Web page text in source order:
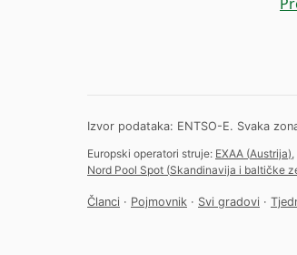
Izvor podataka: ENTSO-E. Svaka
Europski operatori struje: EXAA (Austrija),
Nord Pool Spot (Skandinavija i baltičke
Članci · Pojmovnik · Svi gradovi ·